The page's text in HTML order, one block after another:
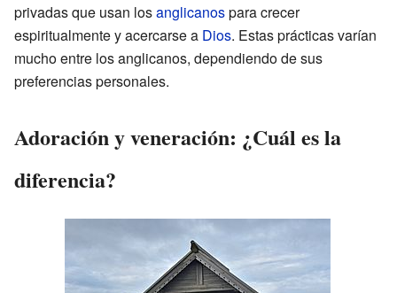
privadas que usan losanglicanospara crecer
espiritualmente y acercarse a Dios. Estas prácticas varían
mucho entre los anglicanos, dependiendo de sus
preferencias personales.
Adoración y veneración: ¿Cuál es la
diferencia?